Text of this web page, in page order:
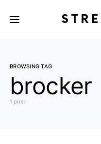
BROWSING TAG
brocker
1 post